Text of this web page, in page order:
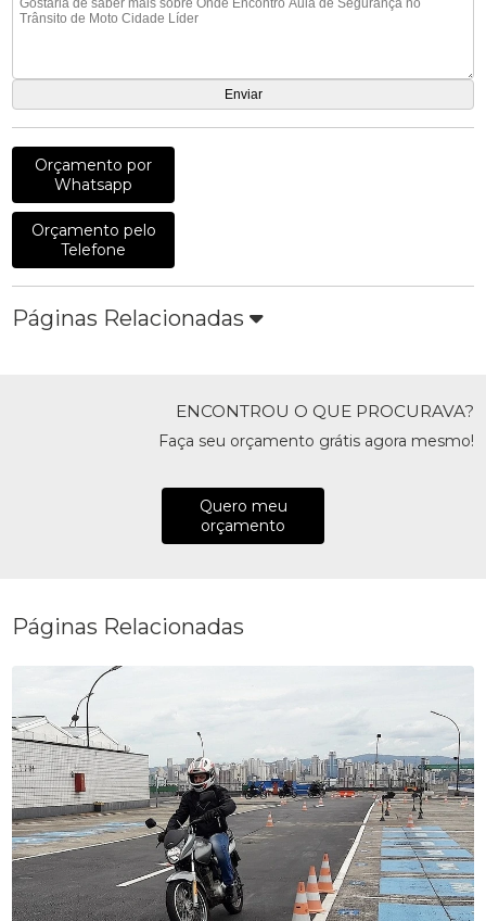
Orçamento por
Whatsapp
Orçamento pelo
Telefone
Páginas Relacionadas
ENCONTROU O QUE PROCURAVA?
Faça seu orçamento grátis agora mesmo!
Quero meu
orçamento
Páginas Relacionadas